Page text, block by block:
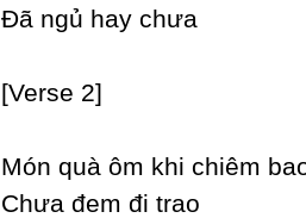
Đã ngủ haу chưa
[Verse 2]
Món quà ôm khi chiêm
Ϲhưa đem đi trao